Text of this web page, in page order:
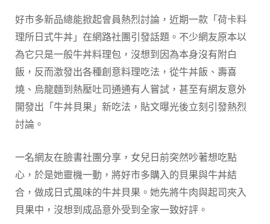
好市多新品總能掀起會員熱烈討論，近期一款「荷卡料
理所日式牛丼」在網路社團引發話題。不少網友原本以
為它只是一般牛丼料理包，沒想到因為本身沒有附白
飯，反而激發出各種創意料理吃法，從牛丼飯、壽喜
燒、烏龍麵到熱壓吐司通通有人嘗試，甚至有網友意外
開發出「牛丼貝果」新吃法，貼文曝光後立刻引發熱烈
討論。
一名網友在臉書社團分享，女兒日前突然吵著想吃點
心，於是她靈機一動，將好市多購入的貝果與牛丼結
合，做成日式風味的牛丼貝果。她先將牛肉與起司夾入
貝果中，沒想到成品意外受到全家一致好評。